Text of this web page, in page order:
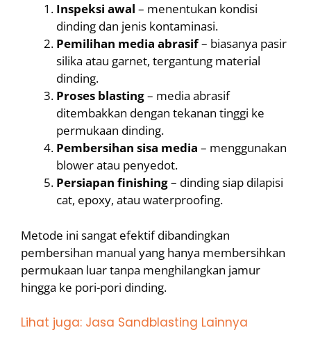
Inspeksi awal – menentukan kondisi
dinding dan jenis kontaminasi.
Pemilihan media abrasif– biasanya pasir
silika atau garnet, tergantung material
dinding.
Proses blasting– media abrasif
ditembakkan dengan tekanan tinggi ke
permukaan dinding.
Pembersihan sisa media – menggunakan
blower atau penyedot.
Persiapan finishing– dinding siap dilapisi
cat, epoxy, atau waterproofing.
Metode ini sangat efektif dibandingkan
pembersihan manual yang hanya membersihkan
permukaan luar tanpa menghilangkan jamur
hingga ke pori-pori dinding.
Lihat juga: Jasa Sandblasting Lainnya